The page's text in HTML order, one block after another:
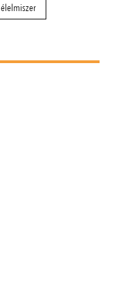
élelmiszer